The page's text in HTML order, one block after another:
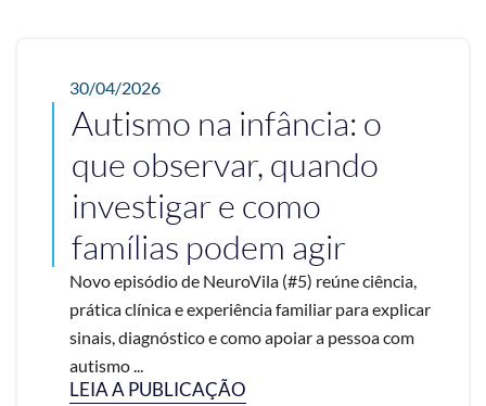
30/04/2026
Autismo na infância: o
que observar, quando
investigar e como
famílias podem agir
Novo episódio de NeuroVila (#5) reúne ciência,
prática clínica e experiência familiar para explicar
sinais, diagnóstico e como apoiar a pessoa com
autismo ...
LEIA A PUBLICAÇÃO